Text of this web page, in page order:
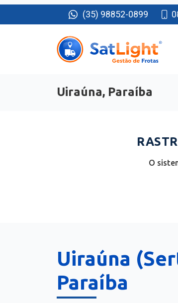
(35) 98852-0899
Uiraúna, Paraíba
O
Uiraúna
Paraíba